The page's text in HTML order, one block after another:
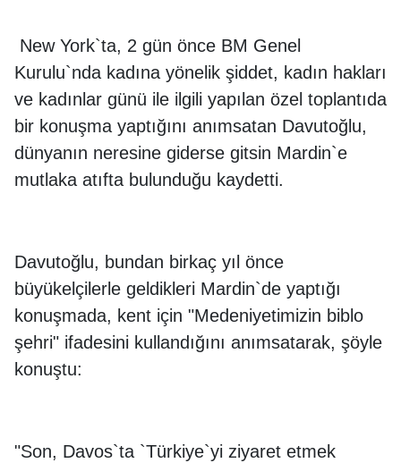
New York`ta, 2 gün önce BM Genel
Kurulu`nda kadına yönelik şiddet, kadın hakları
ve kadınlar günü ile ilgili yapılan özel toplantıda
bir konuşma yaptığını anımsatan Davutoğlu,
dünyanın neresine giderse gitsin Mardin`e
mutlaka atıfta bulunduğu kaydetti.
Davutoğlu, bundan birkaç yıl önce
büyükelçilerle geldikleri Mardin`de yaptığı
konuşmada, kent için "Medeniyetimizin biblo
şehri" ifadesini kullandığını anımsatarak, şöyle
konuştu:
"Son, Davos`ta `Türkiye`yi ziyaret etmek